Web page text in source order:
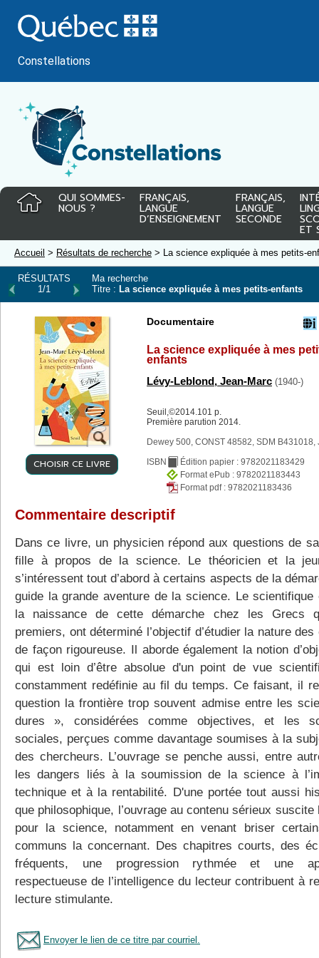
au
contenu
Constellations
QUI SOMMES-
NOUS ?
FRANÇAIS,
LANGUE
D’ENSEIGNEMENT
FRANÇAIS,
LANGUE
SECONDE
ET
Accueil > Résultats de recherche > La science expliquée à mes petits-
RÉSULTATS
1/1
Ma recherche
Titre : La science expliquée à mes petits-enfants
CHOISIR CE LIVRE
Documentaire
La science expliquée à mes
enfants
Lévy-Leblond, Jean-Marc (1940-)
Seuil,©2014.101 p.
Première parution 2014.
Dewey 500, CONST 48582, SDM B431018,
ISBN
Édition papier : 9782021183429
Format ePub : 9782021183443
Format pdf : 9782021183436
Commentaire descriptif
Dans ce livre, un physicien répond aux questions de
fille à propos de la science. Le théoricien et la
s’intéressent tout d’abord à certains aspects de la
guide la grande aventure de la science. Le scientifique
la naissance de cette démarche chez les Grecs
premiers, ont déterminé l’objectif d’étudier la nature des
de façon rigoureuse. Il aborde également la notion
qui est loin d’être absolue d'un point de vue
constamment redéfinie au fil du temps. Ce faisant, il
question la frontière trop souvent admise entre les
dures », considérées comme objectives, et les
sociales, perçues comme davantage soumises à la
des chercheurs. L’ouvrage se penche aussi, entre
les dangers liés à la soumission de la science à
technique et à la rentabilité. D'une portée tout aussi
que philosophique, l’ouvrage au contenu sérieux suscite
pour la science, notamment en venant briser
communs la concernant. Des chapitres courts, des
fréquents, une progression rythmée et une
respectueuse de l’intelligence du lecteur contribuent à
lecture stimulante.
Envoyer le lien de ce titre par courriel.